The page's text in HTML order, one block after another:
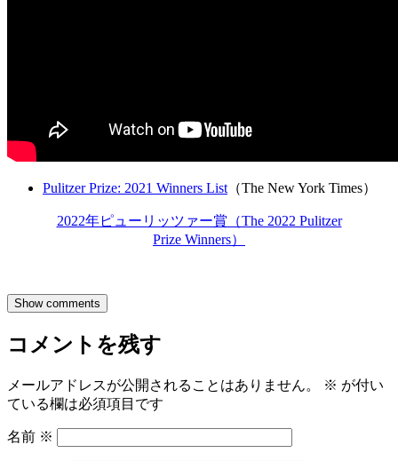
Pulitzer Prize: 2021 Winners List（The New York Times）
2022年ピューリッツァー賞（The 2022 Pulitzer
Prize Winners）
Show comments
コメントを残す
メールアドレスが公開されることはありません。 ※ が付い
ている欄は必須項目です
名前 ※